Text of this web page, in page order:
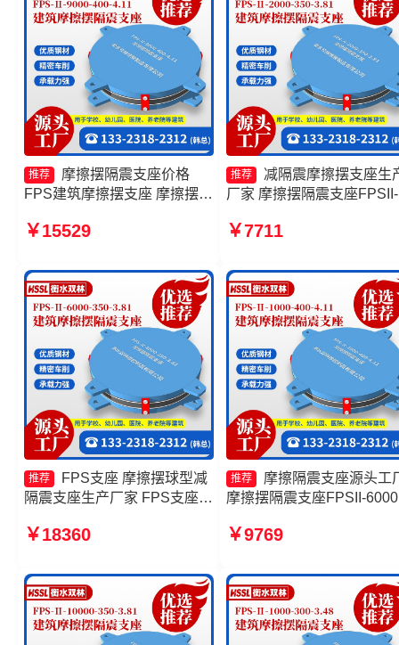
推荐
摩擦摆隔震支座价格
FPS建筑摩擦摆支座 摩擦摆隔
源头工厂 摩擦滑移隔震支座生
￥15529
推荐
减隔震摩擦摆支座生
厂家 摩擦摆隔震支座FPSII-
擦摆隔震支座FPSII-2000-
FPSII-2000-300-3.48
￥7711
推荐
FPS支座 摩擦摆球型减
隔震支座生产厂家 FPS支座厂
500-3.8
￥18360
推荐
摩擦隔震支座源头工
摩擦摆隔震支座FPSII-
震支座厂家 建筑摩擦摆式
￥9769